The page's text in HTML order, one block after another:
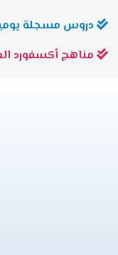
دروس مسجلة
مناهج أكسفورد